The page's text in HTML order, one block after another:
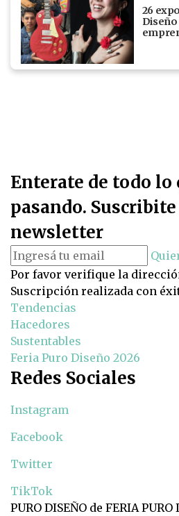
26
Diseño
Enterate de todo lo
pasando.
newsletter
Por favor verifique la
Suscripción realizada con
Tendencias
Hacedores
Sustentables
Feria Puro Diseño 2026
Redes Sociales
Instagram
Facebook
Twitter
TikTok
PURO DISEÑO de FERIA PURO